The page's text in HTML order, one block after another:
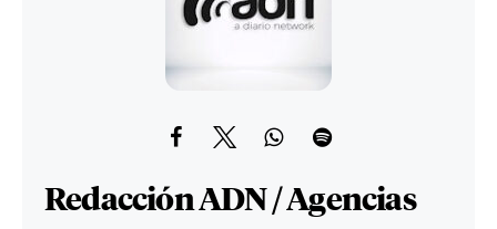
Redacción ADN / Agencias